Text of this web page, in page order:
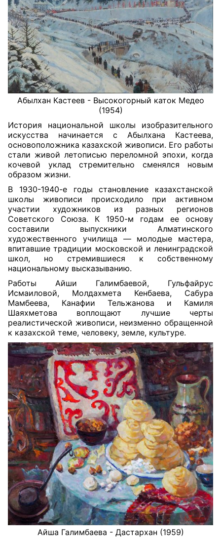
Абылхан Кастеев - Высокогорный каток Медео
(1954)
История национальной школы изобразительного
искусства начинается с Абылхана Кастеева,
основоположника казахской живописи. Его работы
стали живой летописью переломной эпохи, когда
кочевой уклад стремительно сменялся новым
образом жизни.
В 1930-1940-е годы становление казахстанской
школы живописи происходило при активном
участии художников из разных регионов
Советского Союза. К 1950-м годам ее основу
составили выпускники Алматинского
художественного училища — молодые мастера,
впитавшие традиции московской и ленинградской
школ, но стремившиеся к собственному
национальному высказыванию.
Работы Айши Галимбаевой, Гульфайрус
Исмаиловой, Молдахмета Кенбаева, Сабура
Мамбеева, Канафии Тельжанова и Камиля
Шаяхметова воплощают лучшие черты
реалистической живописи, неизменно обращенной
к казахской теме, человеку, земле, культуре.
Айша Галимбаева - Дастархан (1959)